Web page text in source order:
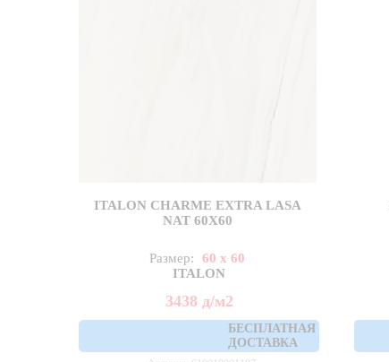
ITALON CHARME EXTRA LASA
NAT 60X60
Размер:
60 x 60
ITALON
3438 д/м2
БЕСПЛАТНАЯ
ДОСТАВКА